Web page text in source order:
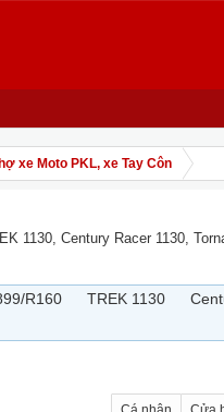
xe Moto PKL, xe Tay Côn
1130, Century Racer 1130,
R160 TREK 1130